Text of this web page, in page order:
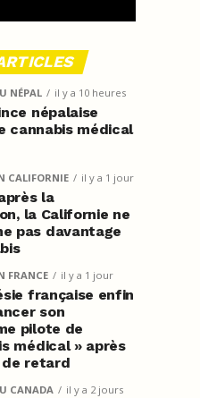
NÉPAL il y a 10 heures
népalaise
cannabis médical
CALIFORNIE il y a 1 jour
la
la Californie ne
pas davantage
FRANCE il y a 1 jour
française enfin
son
pilote de
médical » après
de retard
CANADA il y a 2 jours